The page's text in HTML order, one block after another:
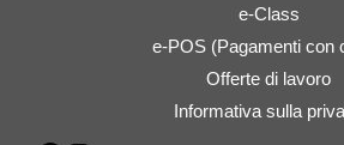
e-Class
e-POS (Pagamenti con
Offerte di lavoro
Informativa sulla